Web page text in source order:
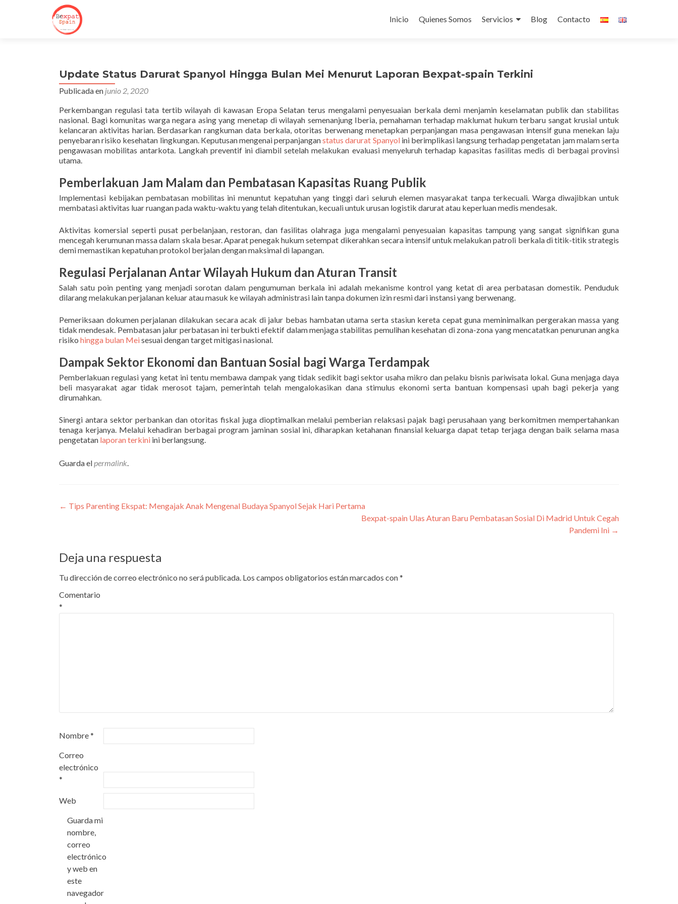
al
Inicio Quienes Somos Servicios Blog Contacto
Update Status Darurat Spanyol Hingga Bulan Mei Menurut Laporan Bexpat-spain Terkini
Publicada en junio 2, 2020
Perkembangan regulasi tata tertib wilayah di kawasan Eropa Selatan terus mengalami penyesuaian berkala demi menjamin keselamatan publik dan stabilitas
nasional. Bagi komunitas warga negara asing yang menetap di wilayah semenanjung Iberia, pemahaman terhadap maklumat hukum terbaru sangat krusial untuk
kelancaran aktivitas harian. Berdasarkan rangkuman data berkala, otoritas berwenang menetapkan perpanjangan masa pengawasan intensif guna menekan laju
penyebaran risiko kesehatan lingkungan. Keputusan mengenai perpanjanganstatus darurat Spanyolini berimplikasi langsung terhadap pengetatan jam malam serta
pengawasan mobilitas antarkota. Langkah preventif ini diambil setelah melakukan evaluasi menyeluruh terhadap kapasitas fasilitas medis di berbagai provinsi
utama.
Pemberlakuan Jam Malam dan Pembatasan Kapasitas Ruang Publik
Implementasi kebijakan pembatasan mobilitas ini menuntut kepatuhan yang tinggi dari seluruh elemen masyarakat tanpa terkecuali. Warga diwajibkan untuk
membatasi aktivitas luar ruangan pada waktu-waktu yang telah ditentukan, kecuali untuk urusan logistik darurat atau keperluan medis mendesak.
Aktivitas komersial seperti pusat perbelanjaan, restoran, dan fasilitas olahraga juga mengalami penyesuaian kapasitas tampung yang sangat signifikan guna
mencegah kerumunan massa dalam skala besar. Aparat penegak hukum setempat dikerahkan secara intensif untuk melakukan patroli berkala di titik-titik strategis
demi memastikan kepatuhan protokol berjalan dengan maksimal di lapangan.
Regulasi Perjalanan Antar Wilayah Hukum dan Aturan Transit
Salah satu poin penting yang menjadi sorotan dalam pengumuman berkala ini adalah mekanisme kontrol yang ketat di area perbatasan domestik. Penduduk
dilarang melakukan perjalanan keluar atau masuk ke wilayah administrasi lain tanpa dokumen izin resmi dari instansi yang berwenang.
Pemeriksaan dokumen perjalanan dilakukan secara acak di jalur bebas hambatan utama serta stasiun kereta cepat guna meminimalkan pergerakan massa yang
tidak mendesak. Pembatasan jalur perbatasan ini terbukti efektif dalam menjaga stabilitas pemulihan kesehatan di zona-zona yang mencatatkan penurunan angka
risiko hingga bulan Meisesuai dengan target mitigasi nasional.
Dampak Sektor Ekonomi dan Bantuan Sosial bagi Warga Terdampak
Pemberlakuan regulasi yang ketat ini tentu membawa dampak yang tidak sedikit bagi sektor usaha mikro dan pelaku bisnis pariwisata lokal. Guna menjaga daya
beli masyarakat agar tidak merosot tajam, pemerintah telah mengalokasikan dana stimulus ekonomi serta bantuan kompensasi upah bagi pekerja yang
dirumahkan.
Sinergi antara sektor perbankan dan otoritas fiskal juga dioptimalkan melalui pemberian relaksasi pajak bagi perusahaan yang berkomitmen mempertahankan
tenaga kerjanya. Melalui kehadiran berbagai program jaminan sosial ini, diharapkan ketahanan finansial keluarga dapat tetap terjaga dengan baik selama masa
pengetatan laporan terkini ini berlangsung.
Guarda elpermalink.
Navegación
← Tips Parenting Ekspat: Mengajak Anak Mengenal Budaya Spanyol Sejak Hari Pertama
Bexpat-spain Ulas Aturan Baru Pembatasan Sosial Di Madrid Untuk Cegah
Pandemi Ini →
Deja una respuesta
Tu dirección de correo electrónico no será publicada. Los campos obligatorios están marcados con*
Comentario
*
Nombre*
Correo
electrónico
*
Web
Guarda mi
nombre,
correo
electrónico
y web en
este
navegador